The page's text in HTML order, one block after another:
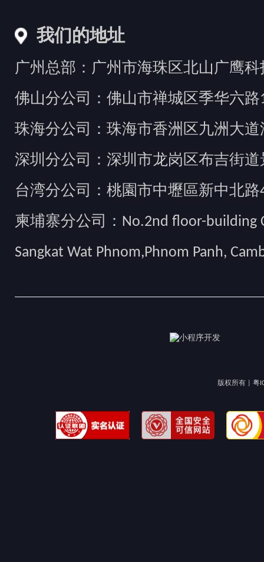
我们的地址
广州总部：广州市海珠区北山广鹰科
佛山分公司：佛山市禅城区季华六路
珠海分公司：珠海市香洲区九洲大道
深圳分公司：深圳市龙岗区布吉街
台湾分公司：桃園市中壢區新中北路
柬埔寨分公司：No.2nd floor-building
Sangkat Wat Phnom,Phnom Panh,
版权所有 | 粤